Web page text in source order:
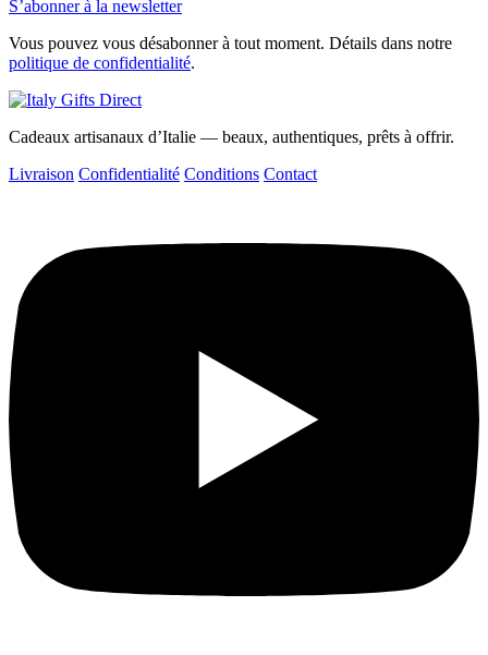
S’abonner à la newsletter
Vous pouvez vous désabonner à tout moment. Détails dans notre
politique de confidentialité.
Cadeaux artisanaux d’Italie — beaux, authentiques, prêts à offrir.
Livraison Confidentialité Conditions Contact